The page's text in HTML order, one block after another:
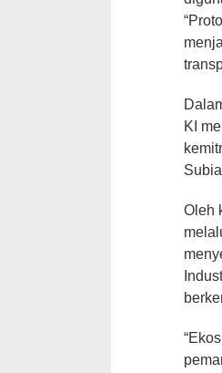
KI
Oleh